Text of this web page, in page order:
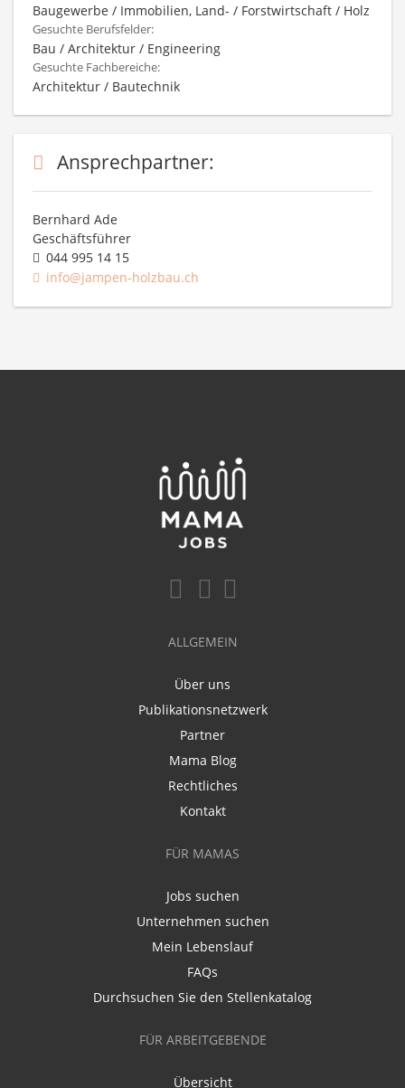
Baugewerbe / Immobilien, Land- / Forstwirtschaft / Holz
Gesuchte Berufsfelder:
Bau / Architektur / Engineering
Gesuchte Fachbereiche:
Architektur / Bautechnik
Ansprechpartner:
Bernhard Ade
Geschäftsführer
044 995 14 15
info@jampen-holzbau.ch
ALLGEMEIN
Über uns
Publikationsnetzwerk
Partner
Mama Blog
Rechtliches
Kontakt
FÜR MAMAS
Jobs suchen
Unternehmen suchen
Mein Lebenslauf
FAQs
Durchsuchen Sie den Stellenkatalog
FÜR ARBEITGEBENDE
Übersicht